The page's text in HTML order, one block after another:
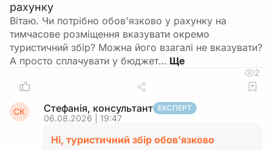
рахунку
Вітаю. Чи потрібно обов'язково у рахунку на
тимчасове розміщення вказувати окремо
туристичний збір? Можна його взагалі не вказувати?
А просто сплачувати у бюджет…
2
СК Стефанія, консультант ЕКСПЕРТ
06.08.2026 | 19:47
Ні, туристичний збір обов’язково